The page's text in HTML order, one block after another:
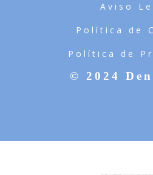
Aviso
Política de
Política de
© 2024